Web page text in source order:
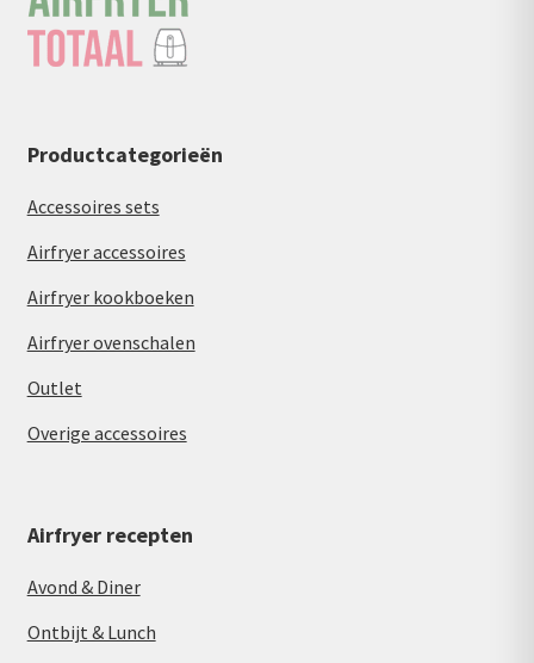
Productcategorieën
Accessoires sets
Airfryer accessoires
Airfryer kookboeken
Airfryer ovenschalen
Outlet
Overige accessoires
Airfryer recepten
Avond & Diner
Ontbijt & Lunch